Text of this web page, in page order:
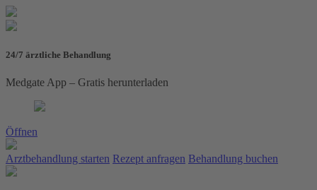
24/7 ärztliche Behandlung
Medgate App – Gratis herunterladen
Öffnen
Arztbehandlung starten Rezept anfragen Behandlung buchen